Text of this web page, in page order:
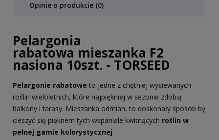
Opinie o produkcie (0)
Pelargonia
rabatowa mieszanka F2
nasiona 10szt. - TORSEED
Pelargonie rabatowe to jedne z chętniej wysiewanych
roślin wieloletnich, które najpiękniej w sezonie zdobią
balkony i tarasy. Mieszanka odmian, to doskonały sposób by
cieszyć się pięknem tych wspaniale kwitnących roślin w
pełnej gamie kolorystycznej.